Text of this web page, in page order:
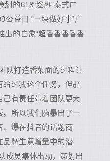
划的618“趁热”泰式广
公益日 “一块做好事”广
出的白象“超香香香香香
队打造香菜面的过程让
给过我这个任务，但那
己有责任带着团队更大
。所以我们脑暴出了一
、爆在抖音的话题商
品牌生意增量中的潜
成员集体出动，策划出